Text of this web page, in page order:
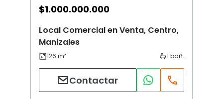
$1.000.000.000
Local Comercial en Venta, Centro,
Manizales
Contactar